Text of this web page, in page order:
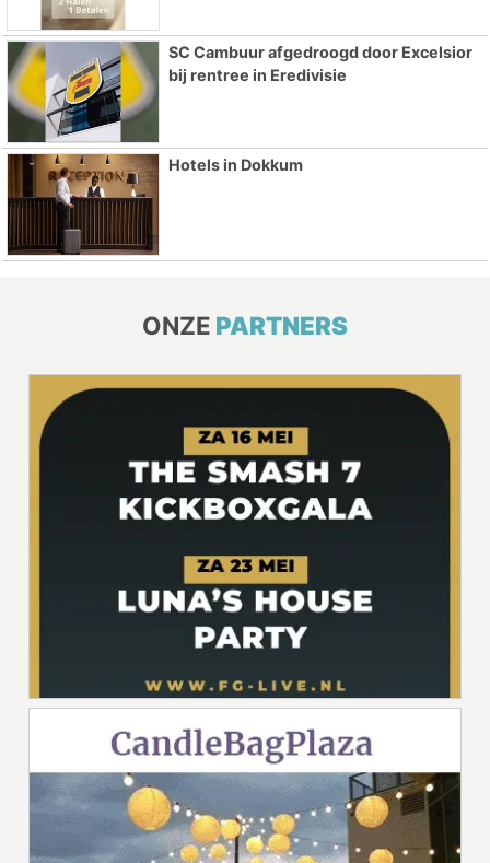
SC Cambuur afgedroogd door Excelsior
bij rentree in Eredivisie
Hotels in Dokkum
ONZE PARTNERS